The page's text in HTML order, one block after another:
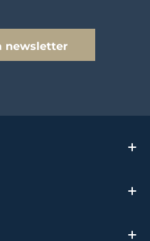
newsletter